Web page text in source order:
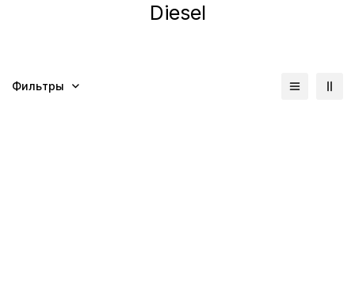
Diesel
Фильтры